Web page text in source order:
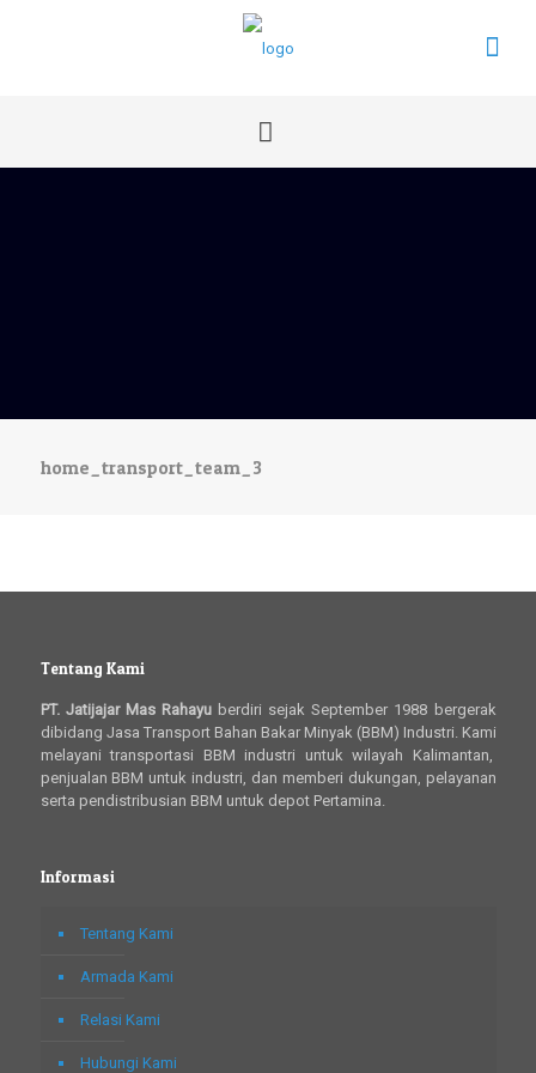
home_transport_team_3
Tentang Kami
PT. Jatijajar Mas Rahayuberdiri sejak September 1988 bergerak
dibidang Jasa Transport Bahan Bakar Minyak (BBM) Industri. Kami
melayani transportasi BBM industri untuk wilayah Kalimantan,
penjualan BBM untuk industri, dan memberi dukungan, pelayanan
serta pendistribusian BBM untuk depot Pertamina.
Informasi
Tentang Kami
Armada Kami
Relasi Kami
Hubungi Kami